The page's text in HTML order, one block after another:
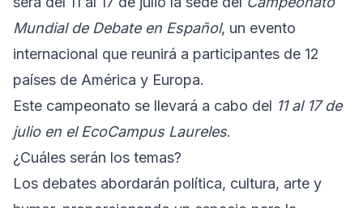
Mundial de Debate en Español, un evento
internacional que reunirá a participantes de 12
países de América y Europa.
Este campeonato se llevará a cabo del 11 al 17 de
julio en el EcoCampus Laureles.
¿Cuáles serán los temas?
Los debates abordarán política, cultura, arte y